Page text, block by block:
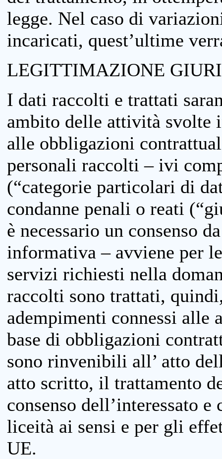
legge. Nel caso di
incaricati, quest’ultime
LEGITTIMAZIONE
I dati raccolti e trattati
ambito delle attività svolte
alle obbligazioni
personali raccolti – ivi
(“categorie particolari di
condanne penali o reati
è necessario un consenso
informativa – avviene per
servizi richiesti nella
raccolti sono trattati,
adempimenti connessi
base di obbligazioni
sono rinvenibili all’ atto
atto scritto, il trattamento
consenso dell’interessato
liceità ai sensi e per gli
UE.